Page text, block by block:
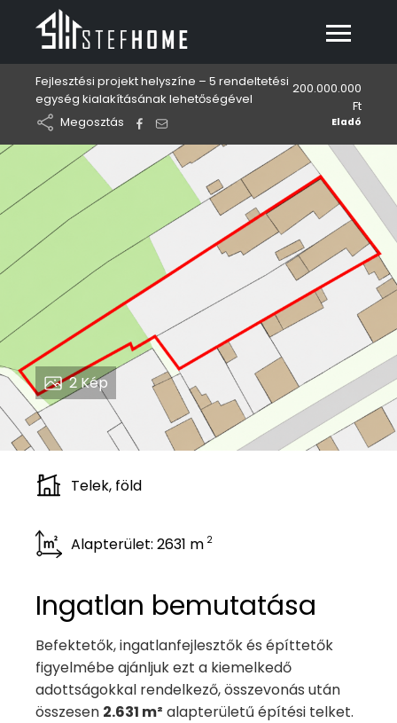
Fejlesztési projekt helyszíne – 5 rendeltetési
egység kialakításának lehetőségével
Megosztás
200.000.000
Ft
Eladó
2Kép
Telek, föld
Alapterület: 2631 m 2
Ingatlan bemutatása
Befektetők, ingatlanfejlesztők és építtetők
figyelmébe ajánljuk ezt a kiemelkedő
adottságokkal rendelkező, összevonás után
összesen 2.631 m² alapterületű építési telket.